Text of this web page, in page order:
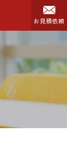
お見積依頼